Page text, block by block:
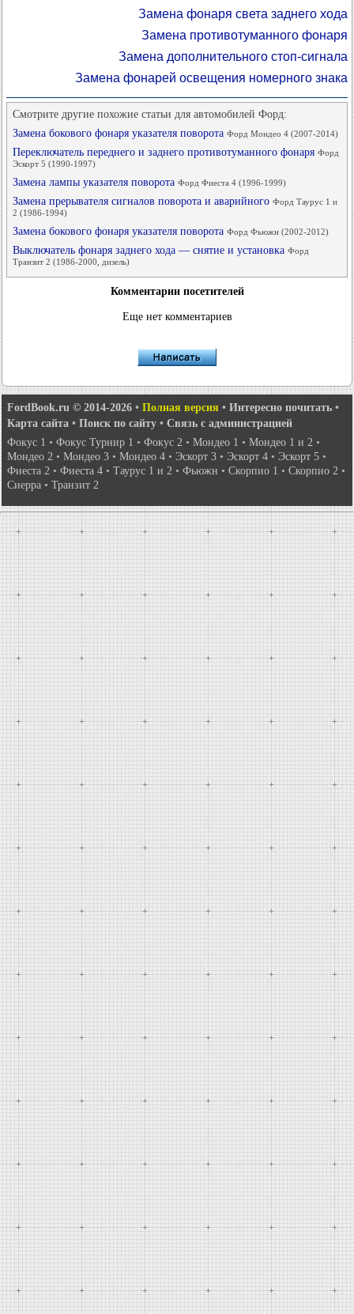
Замена фонаря света заднего хода
Замена противотуманного фонаря
Замена дополнительного стоп-сигнала
Замена фонарей освещения номерного знака
Смотрите другие похожие статьи для автомобилей Форд:
Замена бокового фонаря указателя поворота Форд Мондео 4 (2007-2014)
Переключатель переднего и заднего противотуманного фонаря Форд
Эскорт 5 (1990-1997)
Замена лампы указателя поворота Форд Фиеста 4 (1996-1999)
Замена прерывателя сигналов поворота и аварийного Форд Таурус 1 и
2 (1986-1994)
Замена бокового фонаря указателя поворота Форд Фьюжн (2002-2012)
Выключатель фонаря заднего хода — снятие и установка Форд
Транзит 2 (1986-2000, дизель)
Комментарии посетителей
Еще нет комментариев
FordBook.ru © 2014-2026 • Полная версия • Интересно почитать •
Карта сайта • Поиск по сайту • Связь с администрацией
Фокус 1 • Фокус Турнир 1 • Фокус 2 • Мондео 1 • Мондео 1 и 2 •
Мондео 2 • Мондео 3 • Мондео 4 • Эскорт 3 • Эскорт 4 • Эскорт 5 •
Фиеста 2 • Фиеста 4 • Таурус 1 и 2 • Фьюжн • Скорпио 1 • Скорпио 2 •
Сиерра • Транзит 2